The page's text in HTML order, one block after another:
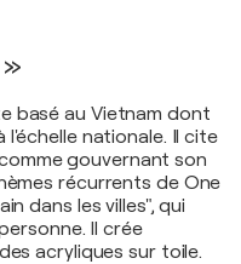
basé au Vietnam dont
nationale. Il cite
gouvernant son
récurrents de One
dans les villes", qui
Il crée
acryliques sur toile.